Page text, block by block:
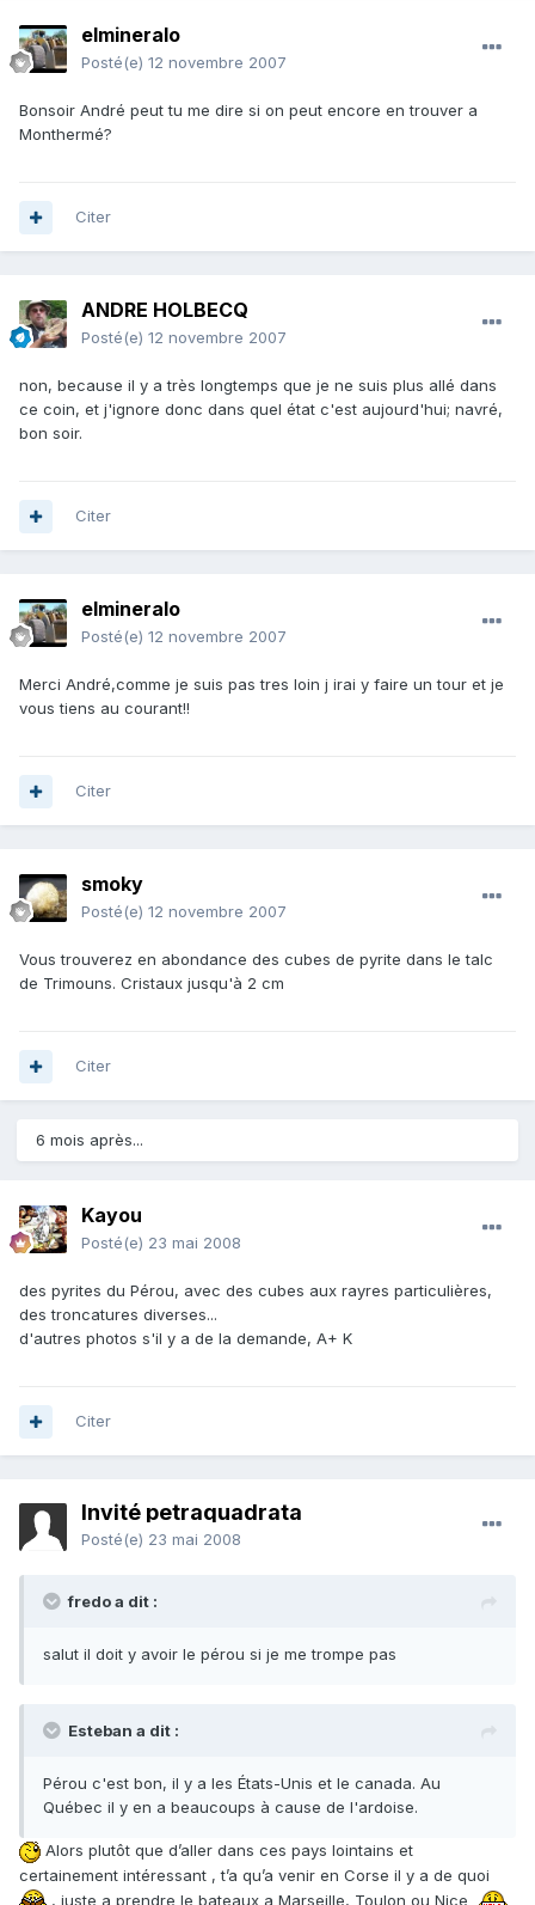
elmineralo
Posté(e) 12 novembre 2007
Bonsoir André peut tu me dire si on peut encore en trouver a
Monthermé?
Citer
ANDRE HOLBECQ
Posté(e) 12 novembre 2007
non, because il y a très longtemps que je ne suis plus allé dans
ce coin, et j'ignore donc dans quel état c'est aujourd'hui; navré,
bon soir.
Citer
elmineralo
Posté(e) 12 novembre 2007
Merci André,comme je suis pas tres loin j irai y faire un tour et je
vous tiens au courant!!
Citer
smoky
Posté(e) 12 novembre 2007
Vous trouverez en abondance des cubes de pyrite dans le talc
de Trimouns. Cristaux jusqu'à 2 cm
Citer
6 mois après...
Kayou
Posté(e) 23 mai 2008
des pyrites du Pérou, avec des cubes aux rayres particulières,
des troncatures diverses...
d'autres photos s'il y a de la demande, A+ K
Citer
Invité petraquadrata
Posté(e) 23 mai 2008
fredo a dit :
salut il doit y avoir le pérou si je me trompe pas
Esteban a dit :
Pérou c'est bon, il y a les États-Unis et le canada. Au
Québec il y en a beaucoups à cause de l'ardoise.
Alors plutôt que d’aller dans ces pays lointains et
certainement intéressant , t’a qu’a venir en Corse il y a de quoi
, juste a prendre le bateaux a Marseille, Toulon ou Nice